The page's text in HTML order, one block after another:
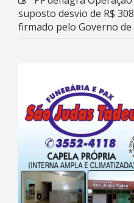
suposto desvio de R$
firmado pelo Governo